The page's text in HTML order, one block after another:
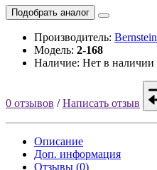
Подобрать аналог
Производитель: Bernstein
Модель: 2-168
Наличие: Нет в наличии
0 отзывов /Написать отзыв
Описание
Доп. информация
Отзывы (0)